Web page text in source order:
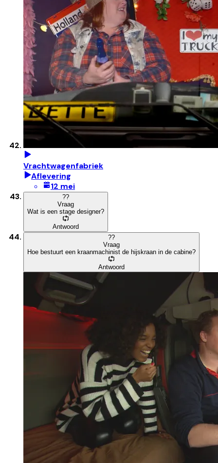
Vrachtwagenfabriek
Aflevering
12 mei
??
Vraag
Wat is een stage designer?
Antwoord
??
Vraag
Hoe bestuurt een kraanmachinist de hijskraan in de cabine?
Antwoord